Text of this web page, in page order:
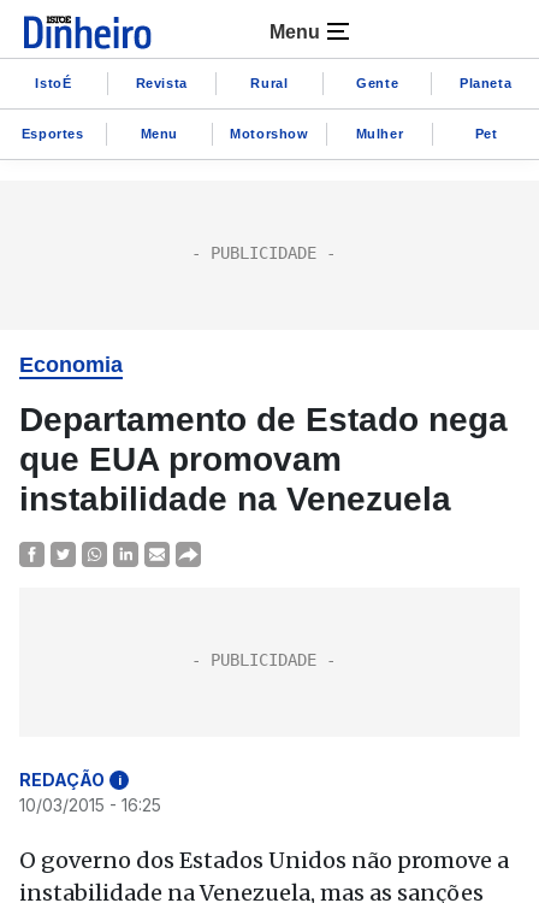
Menu
IstoÉ Revista Rural Gente Planeta
Esportes Menu Motorshow Mulher Pet
Economia
Departamento de Estado nega
que EUA promovam
instabilidade na Venezuela
REDAÇÃO i
10/03/2015 - 16:25
O governo dos Estados Unidos não promove a
instabilidade na Venezuela, mas as sanções